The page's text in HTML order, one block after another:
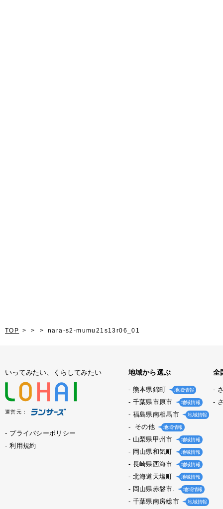
TOP nara-s2-mumu21s13r06_01
いってみたい、くらしてみたい
運営元：
プライバシーポリシー
利用規約
地域から選ぶ
熊本県錦町 地域情報
千葉県市原市 地域情報
福島県南相馬市 地域情報
その他 地域情報
山梨県甲州市 地域情報
岡山県和気町 地域情報
長崎県西海市 地域情報
北海道天塩町 地域情報
岡山県赤磐市. 地域情報
千葉県南房総市 地域情報
全